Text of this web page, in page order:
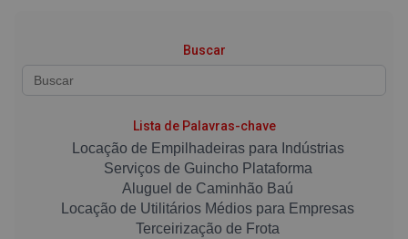
Buscar
Lista de Palavras-chave
Locação de Empilhadeiras para Indústrias
Serviços de Guincho Plataforma
Aluguel de Caminhão Baú
Locação de Utilitários Médios para Empresas
Terceirização de Frota